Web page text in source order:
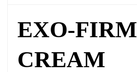
EXO-FIRM
CREAM